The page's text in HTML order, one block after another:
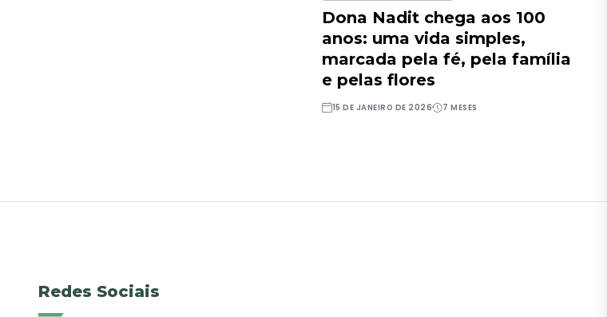
Dona Nadit chega aos 100
anos: uma vida simples,
marcada pela fé, pela família
e pelas flores
15 DE JANEIRO DE 2026 7 MESES
Redes Sociais